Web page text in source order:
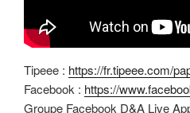
Tipeee : https://fr.tipeee.com/
Facebook : https://
Groupe Facebook D&A Live